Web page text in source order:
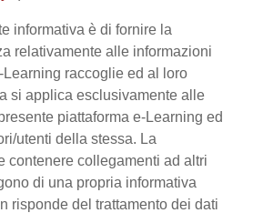
informativa è di fornire la
relativamente alle informazioni
raccoglie ed al loro
si applica esclusivamente alle
piattaforma e-Learning ed
utenti della stessa. La
contenere collegamenti ad altri
di una propria informativa
risponde del trattamento dei dati